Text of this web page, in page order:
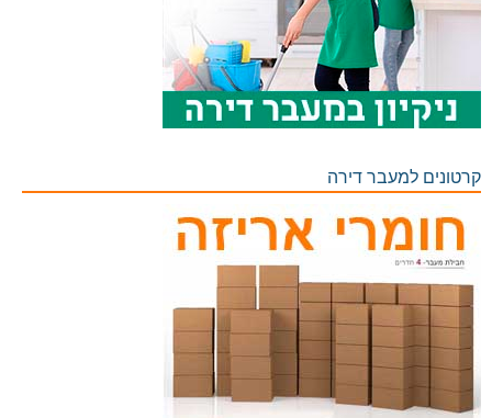
קרטונים למעבר דירה